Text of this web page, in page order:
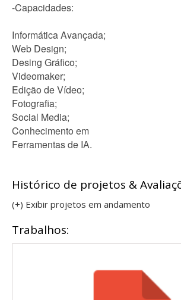
-Capacidades:
Informática Avançada;
Web Design;
Desing Gráfico;
Videomaker;
Edição de Vídeo;
Fotografia;
Social Media;
Conhecimento em
Ferramentas de IA.
Histórico de projetos &
(+) Exibir projetos em andamento
Trabalhos: